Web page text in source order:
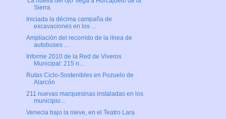
Sierra
Iniciada la décima campaña de
excavaciones en los ...
Ampliación del recorrido de la línea de
autobuses ...
Informe 2010 de la Red de Viveros
Municipal: 215 n...
Rutas Ciclo-Sostenibles en Pozuelo de
Alarcón
211 nuevas marquesinas instaladas en los
municipio...
Venecia bajo la nieve, en el Teatro Lara